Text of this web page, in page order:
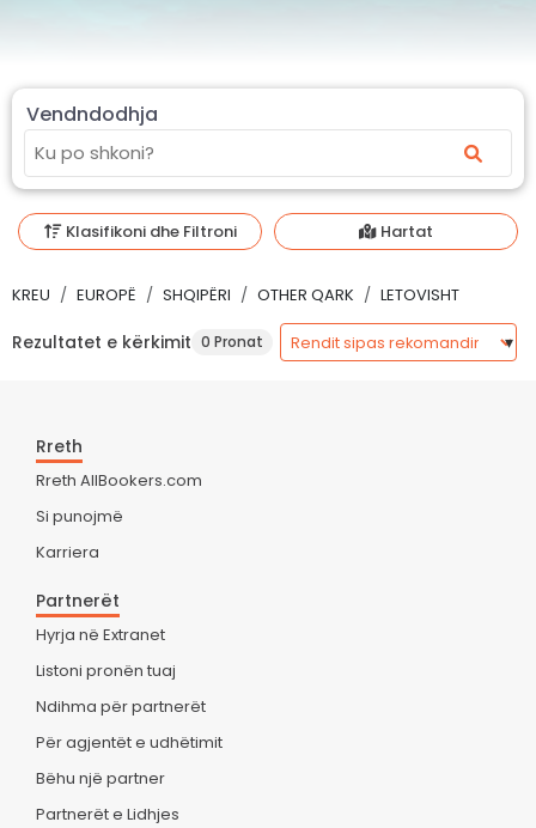
Vendndodhja
Klasifikoni dhe Filtroni Hartat
KREU EUROPË SHQIPËRI OTHER QARK LETOVISHT
Rezultatet e kërkimit 0 Pronat
Rreth
Rreth AllBookers.com
Si punojmë
Karriera
Partnerët
Hyrja në Extranet
Listoni pronën tuaj
Ndihma për partnerët
Për agjentët e udhëtimit
Bëhu një partner
Partnerët e Lidhjes